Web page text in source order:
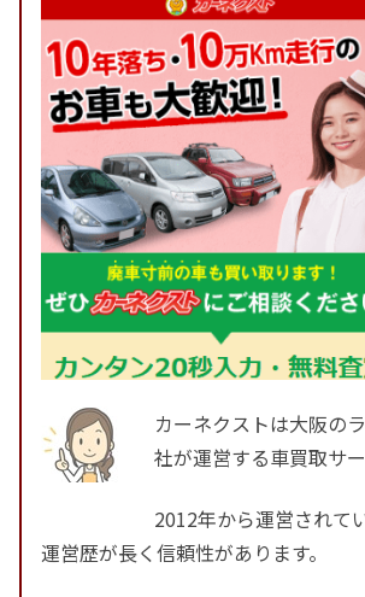
カーネクストは大阪の
社が運営する車買取サー
2012年から運営されて
運営歴が長く信頼性があります。